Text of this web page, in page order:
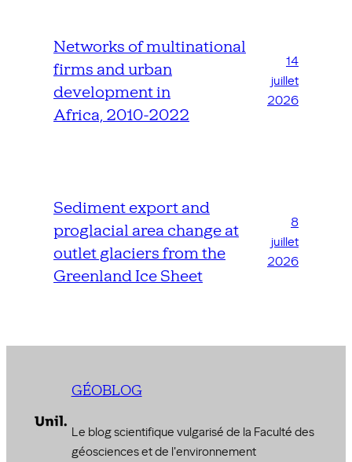
Networks of multinational
firms and urban
development in
Africa, 2010-2022
14
juillet
2026
Sediment export and
proglacial area change at
outlet glaciers from the
Greenland Ice Sheet
8
juillet
2026
GÉOBLOG
Le blog scientifique vulgarisé de la Faculté des
géosciences et de l'environnement